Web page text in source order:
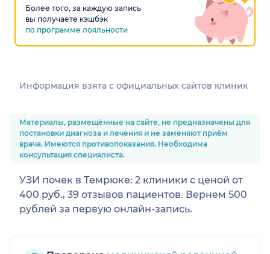
Более того, за каждую запись
вы получаете кэшбэк
по программе лояльности
Информация взята c официальных сайтов клиник
Материалы, размещённые на сайте, не предназначены для
постановки диагноза и лечения и не заменяют приём
врача. Имеются противопоказания. Необходима
консультация специалиста.
УЗИ почек в Темрюке: 2 клиники с ценой от
400 руб., 39 отзывов пациентов. Вернем 500
рублей за первую онлайн-запись.